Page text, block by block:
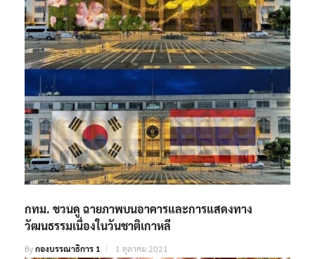
กทม. ชวนดู ฉายภาพบนอาคารและการแสดงทาง
วัฒนธรรมเนื่องในวันชาติเกาหลี
Byกองบรรณาธิการ 1 1 ตุลาคม 2021